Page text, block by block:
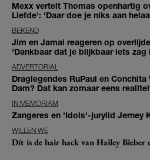
Mexx vertelt Thomas openhartig
Liefde': 'Daar doe je niks aan
BEKEND
Jim en Jamai reageren op
'Dankbaar dat je blijkbaar iets
ADVERTORIAL
Draglegendes RuPaul en
Dam? Dat kan zomaar eens
IN MEMORIAM
Zangeres en 'Idols'-jurylid Jerney
WILLEN WE
Dít is de hair hack van Hailey Bieber